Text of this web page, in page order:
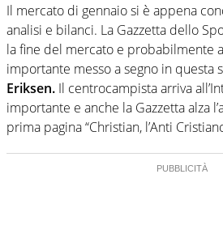
Il mercato di gennaio si è appena
analisi e bilanci. La Gazzetta dello
la fine del mercato e probabilmente
importante messo a segno in questa
Eriksen. Il centrocampista arriva
importante e anche la Gazzetta alza
prima pagina “Christian, l’Anti